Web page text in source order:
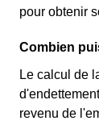
pour obtenir
Combien
Le calcul de
revenu de